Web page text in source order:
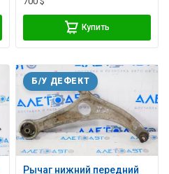
Купить
Рычаг нижний передний
Б/У ДЕФЕКТ